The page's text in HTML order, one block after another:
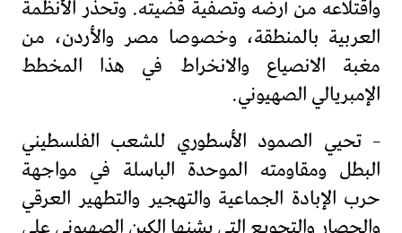
واقتلاعه من أرضه وتصفية قضيته. وتحذر الأنظمة
العربية بالمنطقة، وخصوصا مصر والأردن، من
مغبة الانصياع والانخراط في هذا المخطط
الإمبريالي الصهيوني.
– تحيي الصمود الأسطوري للشعب الفلسطيني
البطل ومقاومته الموحدة الباسلة في مواجهة
حرب الإبادة الجماعية والتهجير والتطهير العرقي